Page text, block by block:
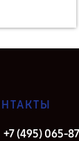
+7 (495) 065-